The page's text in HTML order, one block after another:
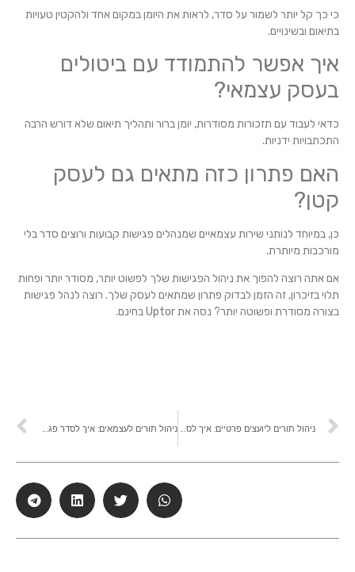
כי כך קל יותר לשמור על סדר, לראות את היומן במקום אחד ולהקטין טעויות
בתיאום ובשינויים.
איך אפשר להתמודד עם ביטולים
בעסק עצמאי?
כדאי לעבוד עם תזכורות מסודרות, יומן ברור ותהליך תיאום שלא דורש הרבה
התכתבויות ידניות.
האם פתרון כזה מתאים גם לעסק
קטן?
כן, במיוחד לנותני שירות עצמאיים שמנהלים פגישות קבועות ורוצים סדר בלי
מורכבות מיותרת.
אם אתה רוצה להפוך את ניהול הפגישות שלך לפשוט יותר, מסודר יותר ופחות
תלוי בזיכרון, זה הזמן לבדוק פתרון שמתאים לעסק שלך. רוצה לנהל פגישות
בצורה מסודרת ופשוטה יותר? נסה את Uptor בחינם.